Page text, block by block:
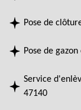
Pose de
Pose de
Service
47140